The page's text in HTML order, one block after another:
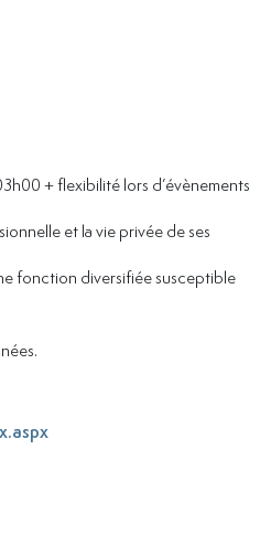
+ flexibilité lors d’évènements
et la vie privée de ses
fonction diversifiée susceptible